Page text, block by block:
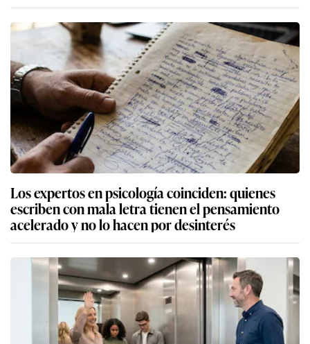
Los expertos en psicología coinciden: quienes
escriben con mala letra tienen el pensamiento
acelerado y no lo hacen por desinterés